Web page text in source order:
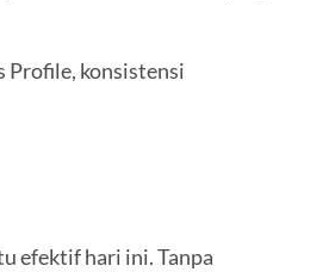
Profile, konsistensi
efektif hari ini. Tanpa